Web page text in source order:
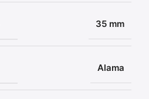
35 mm
Alama